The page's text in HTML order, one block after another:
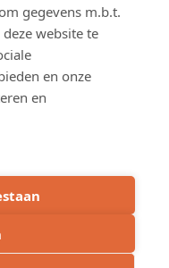
gegevens m.b.t.
website te
en onze
en